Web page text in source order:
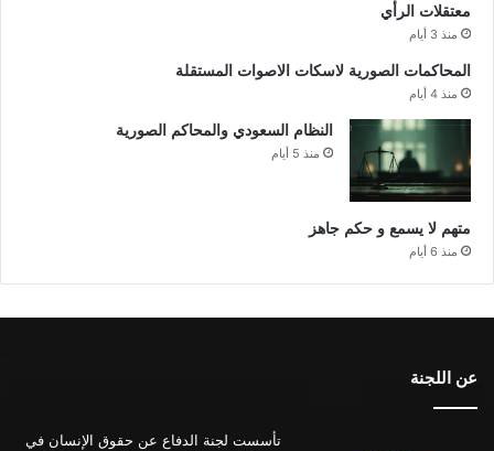
معتقلات الرأي
منذ 3 أيام
المحاكمات الصورية لاسكات الاصوات المستقلة
منذ 4 أيام
النظام السعودي والمحاكم الصورية
منذ 5 أيام
متهم لا يسمع و حكم جاهز
منذ 6 أيام
عن اللجنة
تأسست لجنة الدفاع عن حقوق الإنسان في